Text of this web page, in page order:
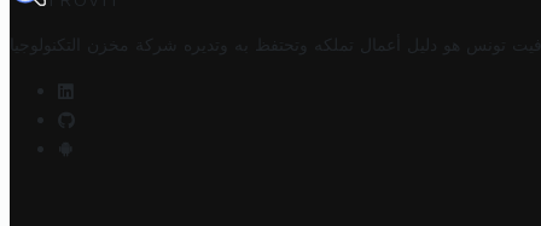
تونس هو دليل أعمال تملكه وتحتفظ به وتديره شركة مخزن التكنولوجيا